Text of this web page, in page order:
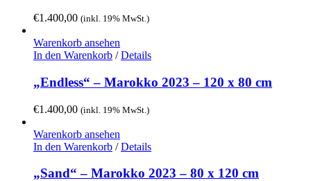
€1.400,00 (inkl. 19% MwSt.)
Warenkorb ansehen
In den Warenkorb / Details
„Endless“ – Marokko 2023 – 120 x 80 cm
€1.400,00 (inkl. 19% MwSt.)
Warenkorb ansehen
In den Warenkorb / Details
„Sand“ – Marokko 2023 – 80 x 120 cm